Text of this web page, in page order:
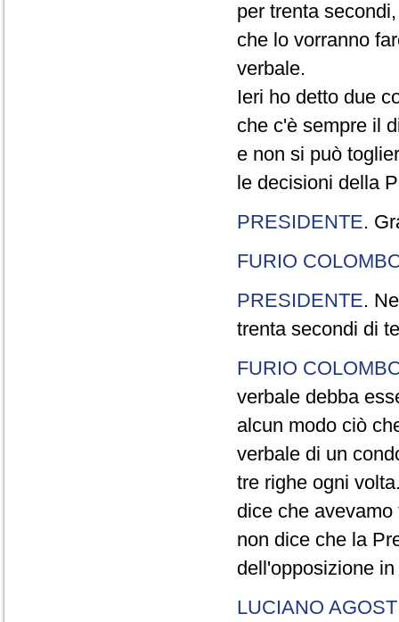
per trenta
che lo vorranno
verbale.
Ieri ho detto due
che c'è sempre il
e non si può
le decisioni della
PRESIDENTE.
FURIO
PRESIDENTE.
trenta secondi di
FURIO
verbale debba
alcun modo ciò
verbale di un
tre righe ogni
dice che
non dice che la
dell'opposizione
LUCIANO